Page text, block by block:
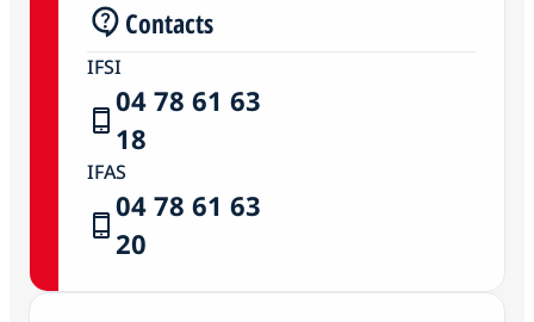
Contacts
IFSI
04 78 61 63
18
IFAS
04 78 61 63
20